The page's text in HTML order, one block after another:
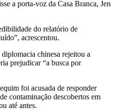
a porta-voz da Casa Branca, Jen
do relatório de
acrescentou.
chinesa rejeitou a
prejudicar “a busca por
foi acusada de responder
contaminação descobertos em
até antes.